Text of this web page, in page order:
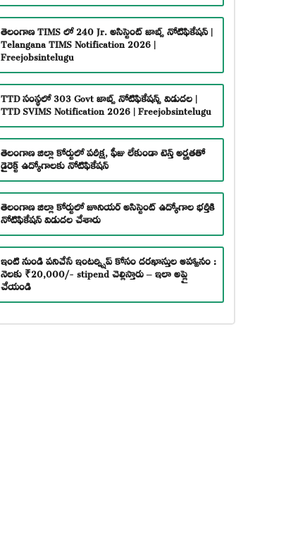
తెలంగాణ TIMS లో 240 Jr. అసిస్టెంట్ జాబ్స్ నోటిఫికేషన్ |
Telangana TIMS Notification 2026 |
Freejobsintelugu
TTD సంస్థలో 303 Govt జాబ్స్ నోటిఫికేషన్స్ విడుదల |
TTD SVIMS Notification 2026 | Freejobsintelugu
తెలంగాణ జిల్లా కోర్టులో పరీక్ష, ఫీజు లేకుండా టెన్త్ అర్హతతో
డైరెక్ట్ ఉద్యోగాలకు నోటిఫికేషన్
తెలంగాణ జిల్లా కోర్టులో జూనియర్ అసిస్టెంట్ ఉద్యోగాల భర్తీకి
నోటిఫికేషన్ విడుదల చేశారు
ఇంటి నుండి పనిచేసే ఇంటర్న్షిప్ కోసం దరఖాస్తుల ఆహ్వానం :
నెలకు ₹20,000/- stipend చెల్లిస్తారు – ఇలా అప్లై
చేయండి